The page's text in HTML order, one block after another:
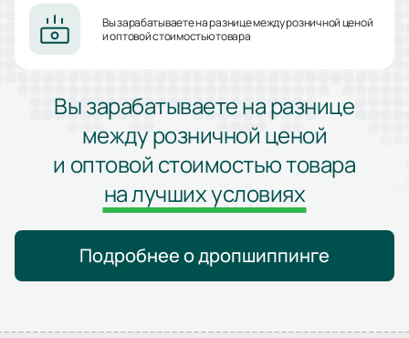
Вы зарабатываете на разнице между розничной ценой
и оптовой стоимостью товара
Вы зарабатываете на разнице
между розничной ценой
и оптовой стоимостью товара
на лучших условиях
Подробнее о дропшиппинге